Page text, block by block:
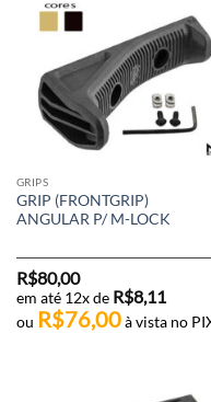
GRIPS
GRIP (FRONTGRIP)
ANGULAR P/ M-LOCK
R$80,00
em até 12x de R$8,11
ou R$76,00 à vista no